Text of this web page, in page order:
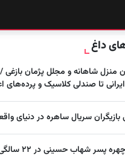
داغ
منزل شاهانه و مجلل پژمان
تا صندلی کلاسیک و پرده‌های
سریال ساهره در دنیای
پسر شهاب حسینی در ۲۲ سالگی